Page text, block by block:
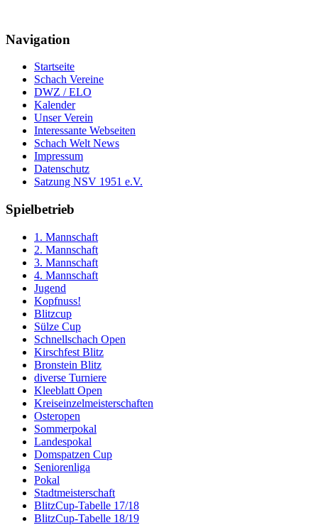
Navigation
Startseite
Schach Vereine
DWZ / ELO
Kalender
Unser Verein
Interessante Webseiten
Schach Welt News
Impressum
Datenschutz
Satzung NSV 1951 e.V.
Spielbetrieb
1. Mannschaft
2. Mannschaft
3. Mannschaft
4. Mannschaft
Jugend
Kopfnuss!
Blitzcup
Sülze Cup
Schnellschach Open
Kirschfest Blitz
Bronstein Blitz
diverse Turniere
Kleeblatt Open
Kreiseinzelmeisterschaften
Osteropen
Sommerpokal
Landespokal
Domspatzen Cup
Seniorenliga
Pokal
Stadtmeisterschaft
BlitzCup-Tabelle 17/18
BlitzCup-Tabelle 18/19